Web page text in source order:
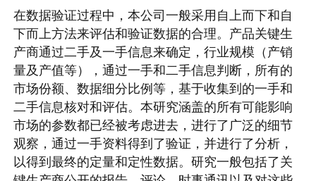
在数据验证过程中，本公司一般采用自上而下和自
下而上方法来评估和验证数据的合理。产品关键生
产商通过二手及一手信息来确定，行业规模（产销
量及产值等），通过一手和二手信息判断，所有的
市场份额、数据细分比例等，基于收集到的一手和
二手信息核对和评估。本研究涵盖的所有可能影响
市场的参数都已经被考虑进去，进行了广泛的细节
观察，通过一手资料得到了验证，并进行了分析，
以得到最终的定量和定性数据。研究一般包括了关